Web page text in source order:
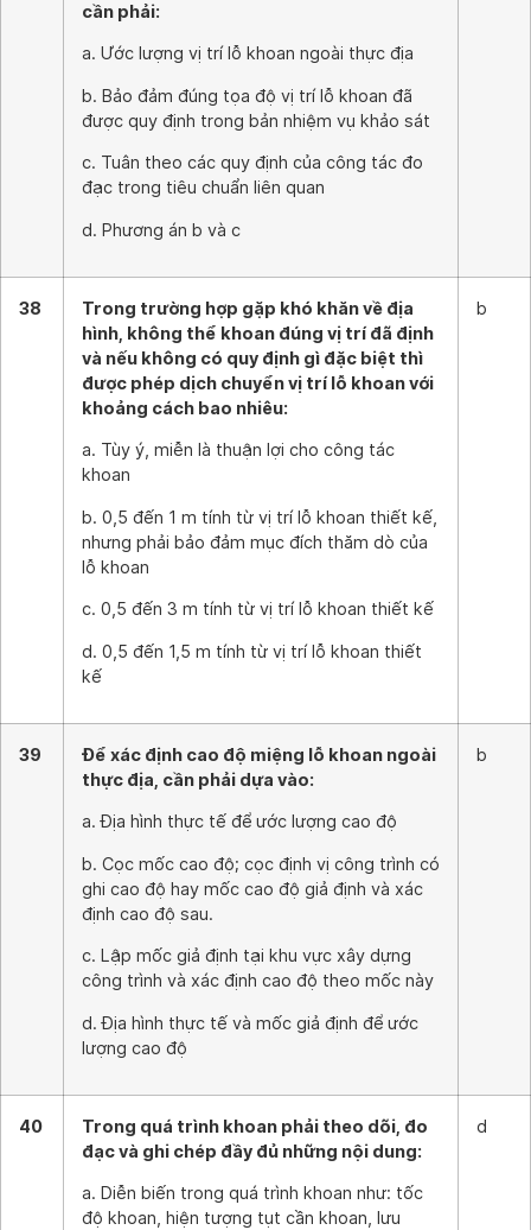
cần phải:
a. Ước lượng vị trí lỗ khoan ngoài thực địa
b. Bảo đảm đúng tọa độ vị trí lỗ khoan đã
được quy định trong bản nhiệm vụ khảo sát
c. Tuân theo các quy định của công tác đo
đạc trong tiêu chuẩn liên quan
d. Phương án b và c
38
Trong trường hợp gặp khó khăn về địa
hình, không thể khoan đúng vị trí đã định
và nếu không có quy định gì đặc biệt thì
được phép dịch chuyển vị trí lỗ khoan với
khoảng cách bao nhiêu:
a. Tùy ý, miễn là thuận lợi cho công tác
khoan
b. 0,5 đến 1 m tính từ vị trí lỗ khoan thiết kế,
nhưng phải bảo đảm mục đích thăm dò của
lỗ khoan
c. 0,5 đến 3 m tính từ vị trí lỗ khoan thiết kế
d. 0,5 đến 1,5 m tính từ vị trí lỗ khoan thiết
kế
b
39
Để xác định cao độ miệng lỗ khoan ngoài
thực địa, cần phải dựa vào:
a. Địa hình thực tế để ước lượng cao độ
b. Cọc mốc cao độ; cọc định vị công trình có
ghi cao độ hay mốc cao độ giả định và xác
định cao độ sau.
c. Lập mốc giả định tại khu vực xây dựng
công trình và xác định cao độ theo mốc này
d. Địa hình thực tế và mốc giả định để ước
lượng cao độ
b
40
Trong quá trình khoan phải theo dõi, đo
đạc và ghi chép đầy đủ những nội dung:
a. Diễn biến trong quá trình khoan như: tốc
độ khoan, hiện tượng tụt cần khoan, lưu
d